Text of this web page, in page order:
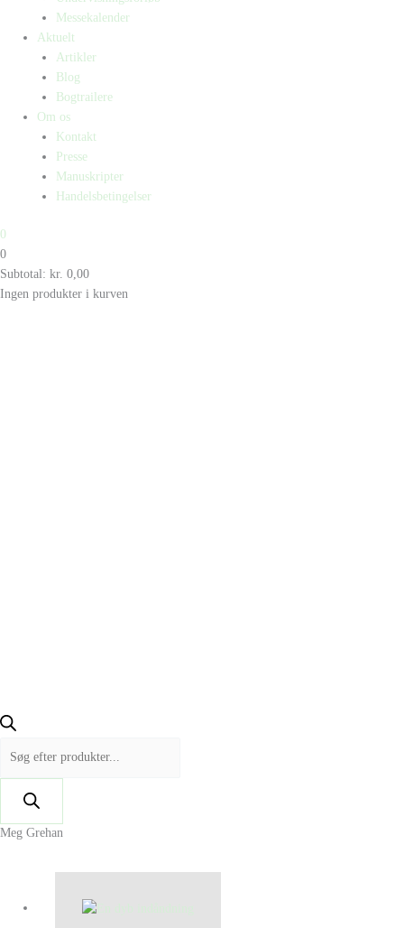
Messekalender
Aktuelt
Artikler
Blog
Bogtrailere
Om os
Kontakt
Presse
Manuskripter
Handelsbetingelser
0
0
Subtotal: kr. 0,00
Ingen produkter i kurven
Meg Grehan